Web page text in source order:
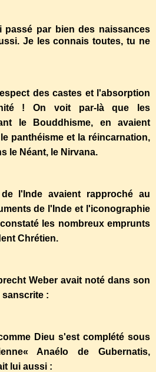
passé par bien des naissances
Je les connais toutes, tu ne
des castes et l'absorption
! On voit par-là que les
le Bouddhisme, en avaient
panthéisme et la réincarnation,
le Néant, le Nirvana.
l'Inde avaient rapproché au
de l'Inde et l'iconographie
les nombreux emprunts
Chrétien.
Weber avait noté dans son
sanscrite :
Dieu s'est complété sous
Anaélo de Gubernatis,
lui aussi :